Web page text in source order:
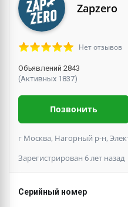
Zapzero
Нет отзывов
Объявлений 2843
(Активных 1837)
Позвонить
г Москва, Нагорный р-н,
Зарегистрирован 6 лет назад
Серийный номер